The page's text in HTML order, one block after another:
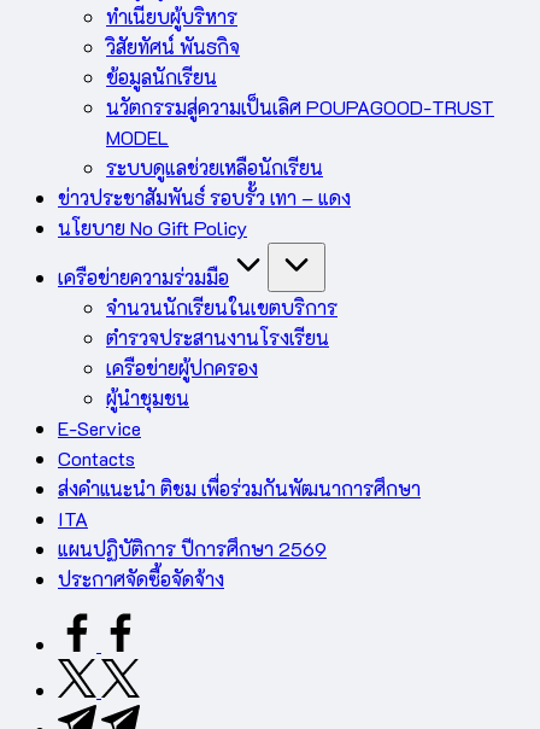
ทำเนียบผู้บริหาร
วิสัยทัศน์ พันธกิจ
ข้อมูลนักเรียน
นวัตกรรมสู่ความเป็นเลิศ POUPAGOOD-TRUST
MODEL
ระบบดูแลช่วยเหลือนักเรียน
ข่าวประชาสัมพันธ์ รอบรั้ว เทา – แดง
นโยบาย No Gift Policy
เครือข่ายความร่วมมือ
จำนวนนักเรียนในเขตบริการ
ตำรวจประสานงานโรงเรียน
เครือข่ายผู้ปกครอง
ผู้นำชุมชน
E-Service
Contacts
ส่งคำแนะนำ ติชม เพื่อร่วมกันพัฒนาการศึกษา
ITA
แผนปฏิบัติการ ปีการศึกษา 2569
ประกาศจัดซื้อจัดจ้าง
facebook.com
twitter.com
t.me